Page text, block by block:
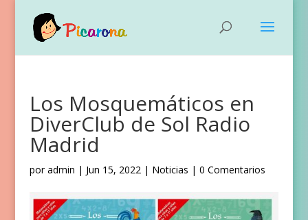
Los Mosquemáticos en
DiverClub de Sol Radio
Madrid
poradmin | Jun 15, 2022| Noticias | 0 Comentarios